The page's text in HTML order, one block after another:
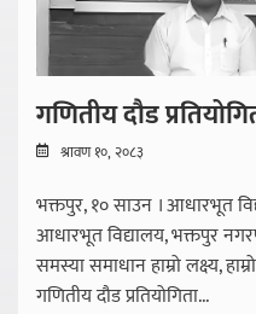
गणितीय दौड
श्रावण १०, २०८३
भक्तपुर, १० साउन । आधारभूत
आधारभूत विद्यालय, भक्तपुर
समस्या समाधान हाम्रो लक्ष्य,
गणितीय दौड प्रतियोगिता...